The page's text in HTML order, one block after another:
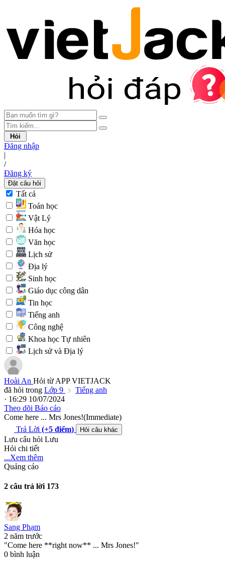
Hỏi
Đăng nhập
|
/
Đăng ký
Đặt câu hỏi
Tất cả
Toán học
Vật Lý
Hóa học
Văn học
Lịch sử
Địa lý
Sinh học
Giáo dục công dân
Tin học
Tiếng anh
Công nghệ
Khoa học Tự nhiên
Lịch sử và Địa lý
Hoài An Hỏi từ APP VIETJACK
đã hỏi trong Lớp 9
Tiếng anh
· 16:29 10/07/2024
Theo dõi Báo cáo
Come here ... Mrs Jones!(Immediate)
Trả Lời (+5 điểm) Hỏi câu khác
Lưu câu hỏi Lưu
Hỏi chi tiết
...Xem thêm
Quảng cáo
2 câu trả lời 173
Sang Phạm
2 năm trước
"Come here **right now** ... Mrs Jones!"
0 bình luận